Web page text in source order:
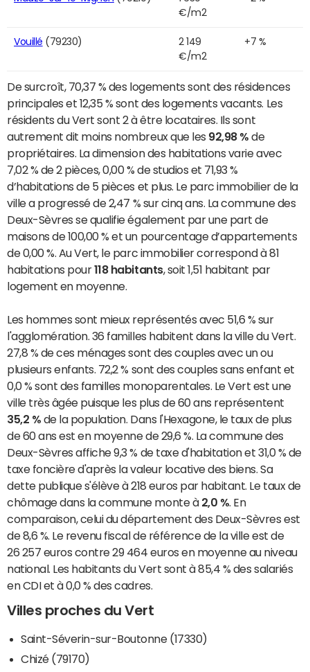
€/m2
Vouillé (79230)
2 149
€/m2
+7 %
De surcroît, 70,37 % des logements sont des résidences
principales et 12,35 % sont des logements vacants. Les
résidents du Vert sont 2 à être locataires. Ils sont
autrement dit moins nombreux que les 92,98 % de
propriétaires. La dimension des habitations varie avec
7,02 % de 2 pièces, 0,00 % de studios et 71,93 %
d’habitations de 5 pièces et plus. Le parc immobilier de la
ville a progressé de 2,47 % sur cinq ans. La commune des
Deux-Sèvres se qualifie également par une part de
maisons de 100,00 % et un pourcentage d’appartements
de 0,00 %. Au Vert, le parc immobilier correspond à 81
habitations pour118 habitants, soit 1,51 habitant par
logement en moyenne.
Les hommes sont mieux représentés avec 51,6 % sur
l'agglomération. 36 familles habitent dans la ville du Vert.
27,8 % de ces ménages sont des couples avec un ou
plusieurs enfants. 72,2 % sont des couples sans enfant et
0,0 % sont des familles monoparentales. Le Vert est une
ville très âgée puisque les plus de 60 ans représentent
35,2 % de la population. Dans l'Hexagone, le taux de plus
de 60 ans est en moyenne de 29,6 %. La commune des
Deux-Sèvres affiche 9,3 % de taxe d'habitation et 31,0 % de
taxe foncière d'après la valeur locative des biens. Sa
dette publique s'élève à 218 euros par habitant. Le taux de
chômage dans la commune monte à 2,0 % . En
comparaison, celui du département des Deux-Sèvres est
de 8,6 %. Le revenu fiscal de référence de la ville est de
26 257 euros contre 29 464 euros en moyenne au niveau
national. Les habitants du Vert sont à 85,4 % des salariés
en CDI et à 0,0 % des cadres.
Villes proches du Vert
Saint-Séverin-sur-Boutonne (17330)
Chizé (79170)